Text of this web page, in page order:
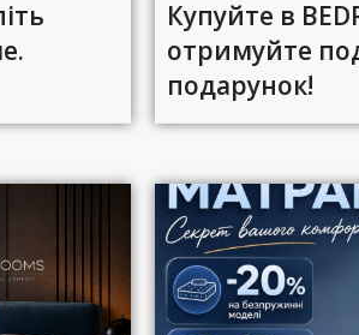
Купуйте в
отримуйте
подарунок!